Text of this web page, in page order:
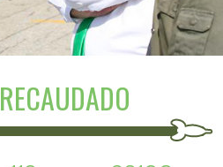
RECAUDADO